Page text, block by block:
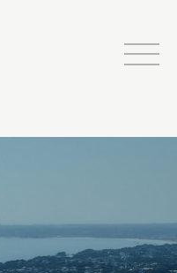
三重大学海女研究センター